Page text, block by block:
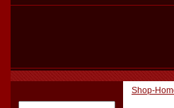
Shop-